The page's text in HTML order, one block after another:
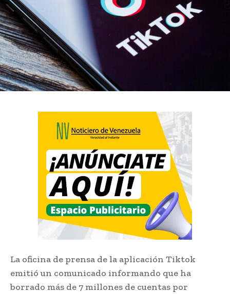
La oficina de prensa de la aplicación Tiktok
emitió un comunicado informando que ha
borrado más de 7 millones de cuentas por